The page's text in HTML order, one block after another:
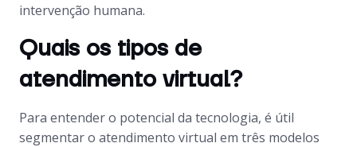
intervenção humana.
Quais os tipos de
atendimento virtual?
Para entender o potencial da tecnologia, é útil
segmentar o atendimento virtual em três modelos